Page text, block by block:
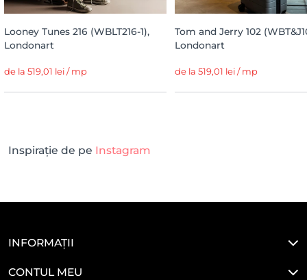
Looney Tunes 216 (WBLT216-1),
Londonart
de la 519,01 lei / mp
Tom and Jerry 102
Londonart
de la 519,01 lei / mp
Inspirație de pe Instagram
INFORMAȚII
CONTUL MEU